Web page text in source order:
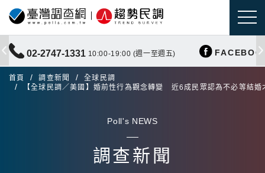
02-2747-1331 10:00-19:00 (週一至週五)
首頁 調查新聞
全球民調
【全球民調／美國】婚前性行為觀念轉變 近6成民眾認為不必等結婚
Poll's NEWS
調查新聞